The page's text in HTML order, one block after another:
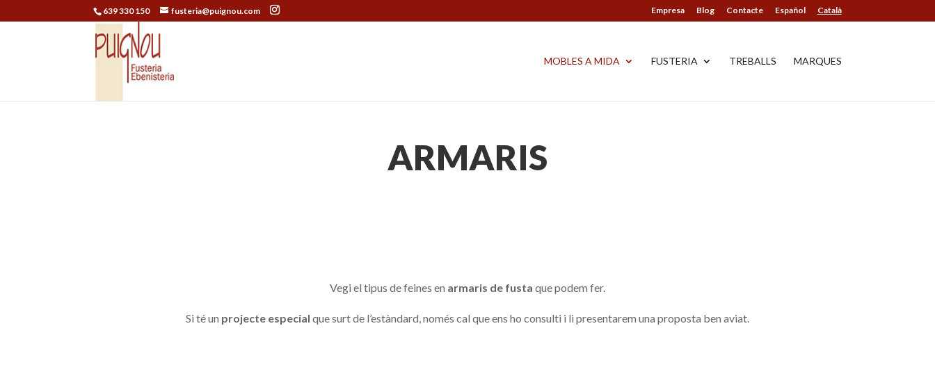
639 330 150 fusteria@puignou.com Empresa Blog Contacte Español Català
MOBLES A MIDA FUSTERIA TREBALLS MARQUES
ARMARIS
Vegi el tipus de feines en armaris de fusta que podem fer.
Si té un projecte especial que surt de l’estàndard, només cal que ens ho consulti i li presentarem una proposta ben aviat.